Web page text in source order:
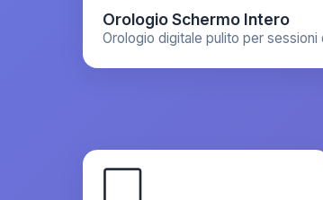
Orologio Schermo Intero
Orologio digitale pulito per sessioni